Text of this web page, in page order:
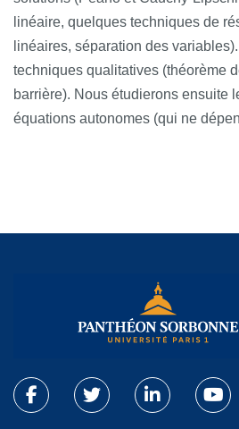
linéaire, quelques techniques de
linéaires, séparation des
techniques qualitatives (théorème
barrière). Nous étudierons ensuite
équations autonomes (qui ne